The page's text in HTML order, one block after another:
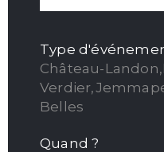
Type
Château-
Belles
Quand ?